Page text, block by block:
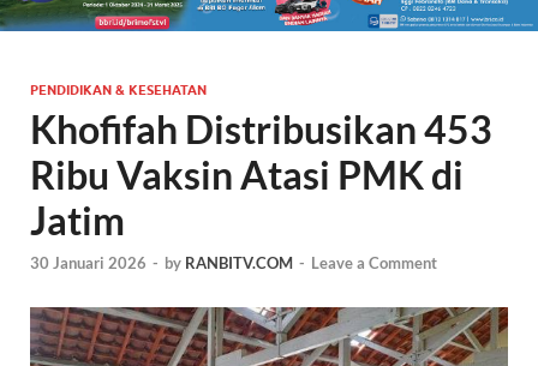
PENDIDIKAN & KESEHATAN
Khofifah Distribusikan 453
Ribu Vaksin Atasi PMK di
Jatim
30 Januari 2026 - by RANBITV.COM - Leave a Comment